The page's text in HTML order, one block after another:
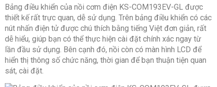
Bảng điều khiển của nồi cơm điện KS-COM193EV-GL được
thiết kế rất trực quan, dễ sử dụng. Trên bảng điều khiển có các
nút nhấn điện tử được chú thích bằng tiếng Việt đơn giản, rất
dễ hiểu, giúp bạn có thể thực hiện cài đặt chính xác ngay từ
lần đầu sử dụng. Bên cạnh đó, nồi còn có màn hình LCD để
hiển thị thông số chức năng, thời gian để bạn thuận tiện quan
sát, cài đặt.